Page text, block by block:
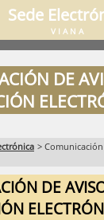
Sede
VIANA
DE
>
DE